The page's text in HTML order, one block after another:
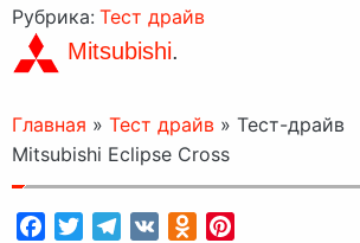
Рубрика: Тест драйв
Mitsubishi.
Главная » Тест драйв » Тест-драйв
Mitsubishi Eclipse Cross
FacebookTwitterTelegram
VK Odnoklassniki